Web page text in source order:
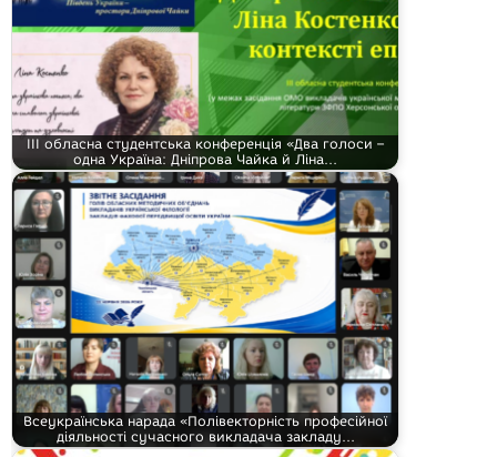
ІІІ обласна студентська конференція «Два голоси –
одна Україна: Дніпрова Чайка й Ліна…
Всеукраїнська нарада «Полівекторність професійної
діяльності сучасного викладача закладу…